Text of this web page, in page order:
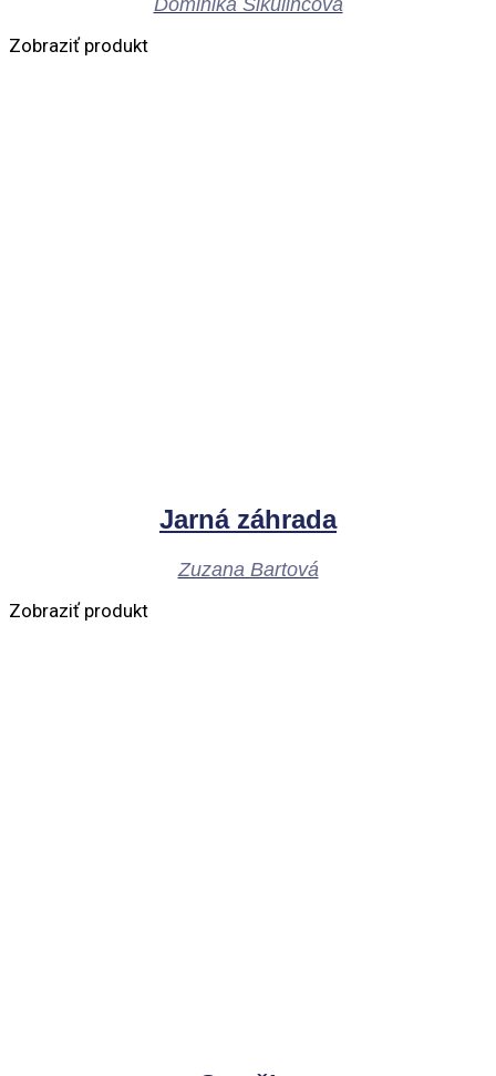
Zobraziť produkt
Jarná záhrada
Zuzana Bartová
Zobraziť produkt